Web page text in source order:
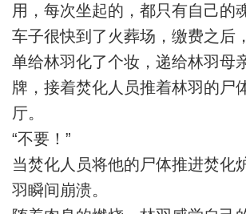
用，每次坐起的，都只有自己的
车子很快到了火葬场，缴费之后
单给林羽化了个妆，递给林羽母
牌，接着焚化人员推着林羽的尸
厅。
“不要！”
当焚化人员将他的尸体推进焚化
羽瞬间崩溃。